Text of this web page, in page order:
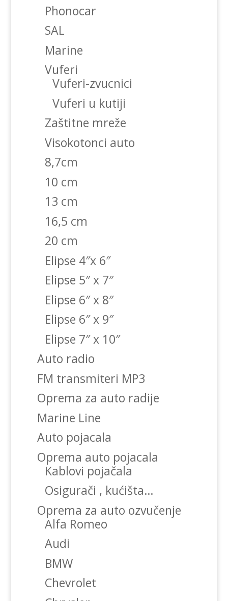
Phonocar
SAL
Marine
Vuferi
Vuferi-zvucnici
Vuferi u kutiji
Zaštitne mreže
Visokotonci auto
8,7cm
10 cm
13 cm
16,5 cm
20 cm
Elipse 4″x 6″
Elipse 5″ x 7″
Elipse 6″ x 8″
Elipse 6″ x 9″
Elipse 7″ x 10″
Auto radio
FM transmiteri MP3
Oprema za auto radije
Marine Line
Auto pojacala
Oprema auto pojacala
Kablovi pojačala
Osigurači , kućišta…
Oprema za auto ozvučenje
Alfa Romeo
Audi
BMW
Chevrolet